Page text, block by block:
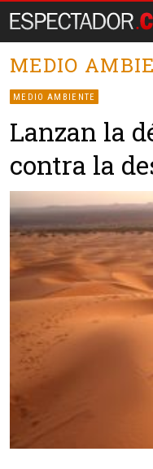
MEDIO
MEDIO AMBIENTE
Lanzan la
contra la